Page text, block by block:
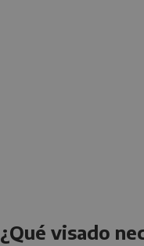
¿Qué visado